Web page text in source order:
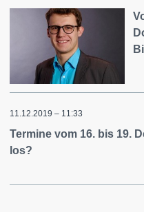
11.12.2019 – 11:33
Termine vom 16. bis 19.
los?